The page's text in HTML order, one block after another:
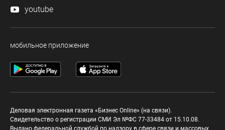
youtube
мобильное приложение
Деловая электронная газета «Бизнес Online» (на связи).
Свидетельство о регистрации СМИ Эл №ФС 77-33484 от 15.10.08.
Выдано федеральной службой по надзору в сфере связи и массовых